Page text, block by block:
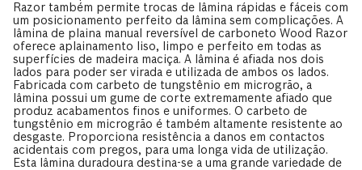
Razor também permite trocas de lâmina rápidas e fáceis com
um posicionamento perfeito da lâmina sem complicações. A
lâmina de plaina manual reversível de carboneto Wood Razor
oferece aplainamento liso, limpo e perfeito em todas as
superfícies de madeira maciça. A lâmina é afiada nos dois
lados para poder ser virada e utilizada de ambos os lados.
Fabricada com carbeto de tungstênio em microgrão, a
lâmina possui um gume de corte extremamente afiado que
produz acabamentos finos e uniformes. O carbeto de
tungstênio em microgrão é também altamente resistente ao
desgaste. Proporciona resistência a danos em contactos
acidentais com pregos, para uma longa vida de utilização.
Esta lâmina duradoura destina-se a uma grande variedade de